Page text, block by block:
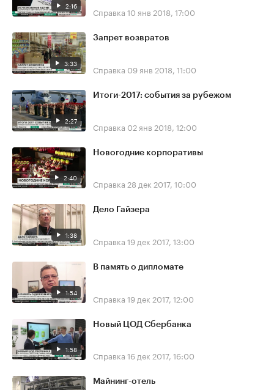
2:16 Справка 10 янв 2018, 17:00
3:33
Запрет возвратов
Справка 09 янв 2018, 11:00
2:27
Итоги-2017: события за рубежом
Справка 02 янв 2018, 12:00
2:40
Новогодние корпоративы
Справка 28 дек 2017, 10:00
1:38
Дело Гайзера
Справка 19 дек 2017, 13:00
1:54
В память о дипломате
Справка 19 дек 2017, 12:00
1:58
Новый ЦОД Сбербанка
Справка 16 дек 2017, 16:00
Майнинг-отель